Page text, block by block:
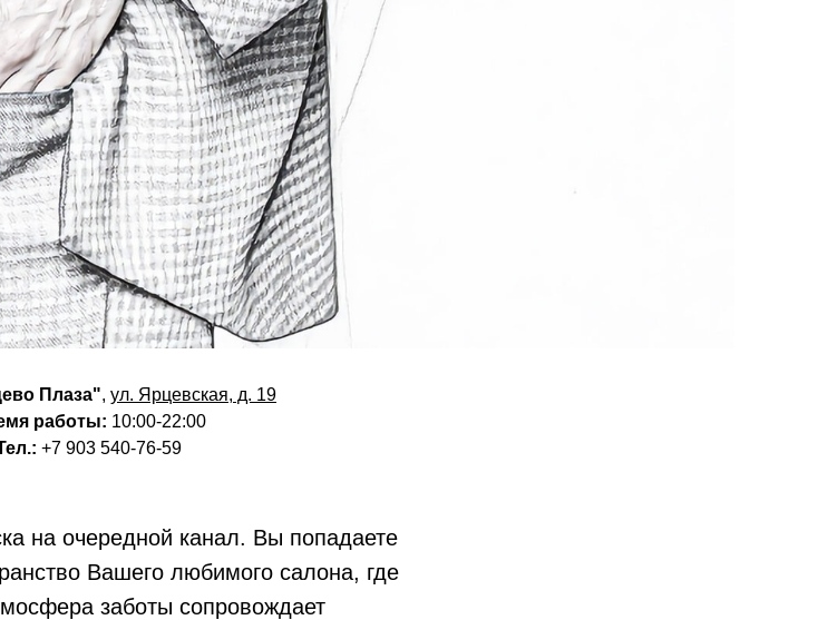
Плаза", ул. Ярцевская, д. 19
работы: 10:00-22:00
+7 903 540-76-59
на очередной канал. Вы попадаете
Вашего любимого салона, где
заботы сопровождает